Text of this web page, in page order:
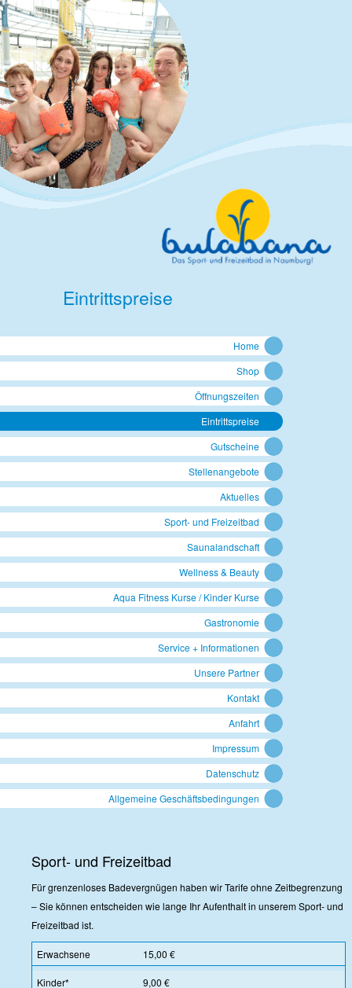
Eintrittspreise
Home
Shop
Öffnungszeiten
Eintrittspreise
Gutscheine
Stellenangebote
Aktuelles
Sport- und Freizeitbad
Saunalandschaft
Wellness & Beauty
Aqua Fitness Kurse / Kinder Kurse
Gastronomie
Service + Informationen
Unsere Partner
Kontakt
Anfahrt
Impressum
Datenschutz
Allgemeine Geschäftsbedingungen
Sport- und Freizeitbad
Für grenzenloses Badevergnügen haben wir Tarife ohne Zeitbegrenzung
– Sie können entscheiden wie lange Ihr Aufenthalt in unserem Sport- und
Freizeitbad ist.
Erwachsene 15,00 €
Kinder* 9,00 €